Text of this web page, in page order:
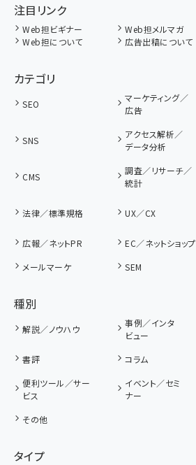
注目リンク
Web担ビギナー Web担メルマガ
Web担について
広告出稿について
カテゴリ
SEO
マーケティング／
広告
SNS
アクセス解析／
データ分析
CMS
調査／リサーチ／
統計
法律／標準規格 UX／CX
広報／ネットPR
EC／ネットショップ
メールマーケ
SEM
種別
解説／ノウハウ
事例／インタ
ビュー
書評 コラム
便利ツール／サー
ビス
イベント／セミ
ナー
その他
タイプ